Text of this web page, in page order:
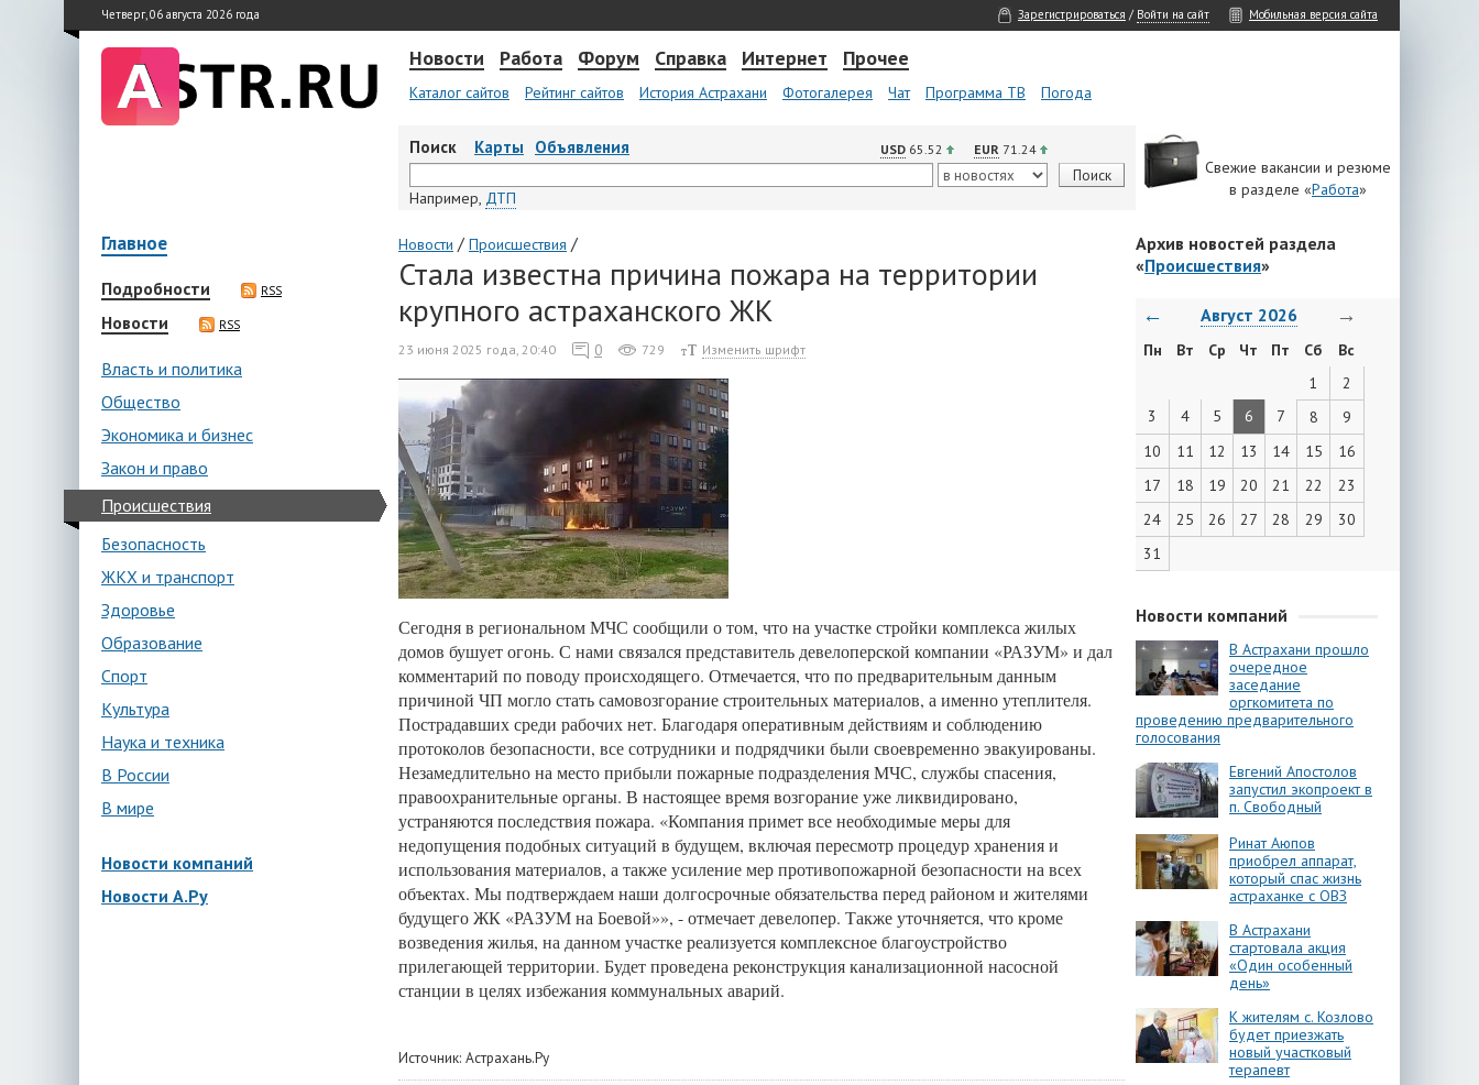
Четверг, 06 августа 2026 года Зарегистрироваться / Войти на сайт Мобильная версия сайта
Новости Работа Форум Справка Интернет Прочее
Каталог сайтов Рейтинг сайтов История Астрахани Фотогалерея Чат Программа ТВ Погода
Поиск Карты Объявления USD 65.52 EUR 71.24
Например, ДТП
Свежие вакансии и резюме
в разделе «Работа»
Главное
Подробности RSS
Новости RSS
Власть и политика
Общество
Экономика и бизнес
Закон и право
Происшествия
Безопасность
ЖКХ и транспорт
Здоровье
Образование
Спорт
Культура
Наука и техника
В России
В мире
Новости компаний
Новости А.Ру
Новости / Происшествия /
Стала известна причина пожара на территории
крупного астраханского ЖК
23 июня 2025 года, 20:40 0 729 Изменить шрифт
Сегодня в региональном МЧС сообщили о том, что на участке стройки комплекса жилых
домов бушует огонь. С нами связался представитель девелоперской компании «РАЗУМ» и дал
комментарий по поводу происходящего. Отмечается, что по предварительным данным
причиной ЧП могло стать самовозгорание строительных материалов, а именно утеплителя.
Пострадавших среди рабочих нет. Благодаря оперативным действиям и соблюдению
протоколов безопасности, все сотрудники и подрядчики были своевременно эвакуированы.
Незамедлительно на место прибыли пожарные подразделения МЧС, службы спасения,
правоохранительные органы. В настоящее время возгорание уже ликвидировано,
устраняются последствия пожара. «Компания примет все необходимые меры для
недопущения подобных ситуаций в будущем, включая пересмотр процедур хранения и
использования материалов, а также усиление мер противопожарной безопасности на всех
объектах. Мы подтверждаем наши долгосрочные обязательства перед районом и жителями
будущего ЖК «РАЗУМ на Боевой»», - отмечает девелопер. Также уточняется, что кроме
возведения жилья, на данном участке реализуется комплексное благоустройство
прилегающей территории. Будет проведена реконструкция канализационной насосной
станции в целях избежания коммунальных аварий.
Источник: Астрахань.Ру
Архив новостей раздела
«Происшествия»
← Август 2026 →
Пн Вт Ср Чт Пт Сб
Вс
1
2
3
4 5 6 7 8
9
10
11 12 13 14 15
16
17
18 19 20 21 22
23
24
25 26 27 28 29
30
31
Новости компаний
В Астрахани прошло
очередное
заседание
оргкомитета по
проведению предварительного
голосования
Евгений Апостолов
запустил экопроект в
п. Свободный
Ринат Аюпов
приобрел аппарат,
который спас жизнь
астраханке с ОВЗ
В Астрахани
стартовала акция
«Один особенный
день»
К жителям с. Козлово
будет приезжать
новый участковый
терапевт